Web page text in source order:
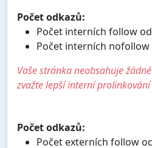
Počet odkazů:
Počet interních follow
Počet interních nofollow
Vaše stránka neobsahuje
zvažte lepší interní prolinkování
Počet odkazů:
Počet externích follow